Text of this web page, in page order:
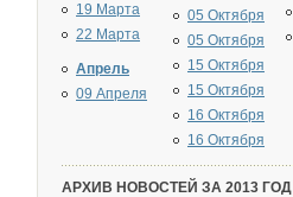
19 Марта
22 Марта
Апрель
09 Апреля
05 Октября
05 Октября
15 Октября
15 Октября
16 Октября
16 Октября
АРХИВ НОВОСТЕЙ ЗА 2013 ГОД